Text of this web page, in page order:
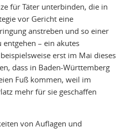
für Täter unterbinden, die in
vor Gericht eine
anstreben und so einer
entgehen – ein akutes
erst im Mai dieses
dass in Baden-Württemberg
Fuß kommen, weil im
mehr für sie geschaffen
von Auflagen und